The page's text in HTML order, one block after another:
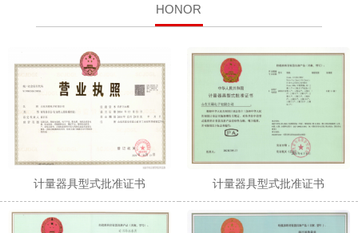
HONOR
计量器具型式批准证书 计量器具型式批准证书